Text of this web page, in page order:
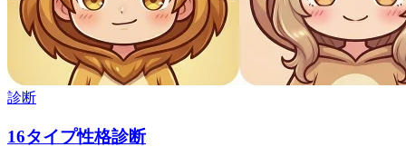
診断
16タイプ性格診断